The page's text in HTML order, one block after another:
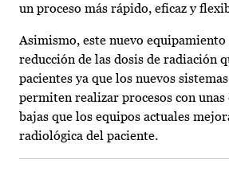
un proceso más rápido, eficaz y
Asimismo, este nuevo
reducción de las dosis de radiación
pacientes ya que los nuevos
permiten realizar procesos con unas
bajas que los equipos actuales
radiológica del paciente.